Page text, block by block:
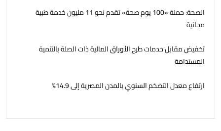
الصحة: حملة «100 يوم صحة» تقدم نحو 11 مليون خدمة طبية
مجانية
تخفيض مقابل خدمات طرح الأوراق المالية ذات الصلة بالتنمية
المستدامة
ارتفاع معدل التضخم السنوي بالمدن المصرية إلى 14.9%